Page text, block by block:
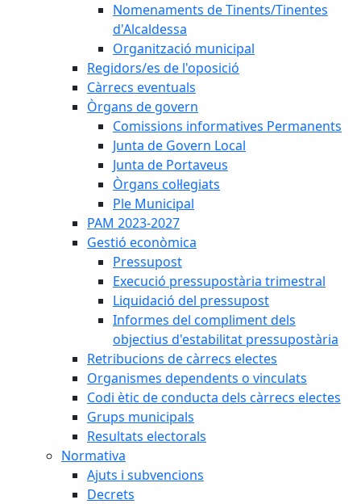
Nomenaments de Tinents/Tinentes
d'Alcaldessa
Organització municipal
Regidors/es de l'oposició
Càrrecs eventuals
Òrgans de govern
Comissions informatives Permanents
Junta de Govern Local
Junta de Portaveus
Òrgans col·legiats
Ple Municipal
PAM 2023-2027
Gestió econòmica
Pressupost
Execució pressupostària trimestral
Liquidació del pressupost
Informes del compliment dels
objectius d'estabilitat pressupostària
Retribucions de càrrecs electes
Organismes dependents o vinculats
Codi ètic de conducta dels càrrecs electes
Grups municipals
Resultats electorals
Normativa
Ajuts i subvencions
Decrets